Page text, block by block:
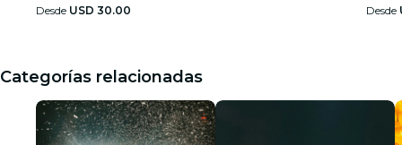
Desde USD 30.00
Desde
Categorías relacionadas